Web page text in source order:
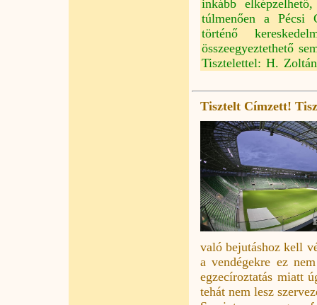
inkább
túlmenően a Pécsi
történő
összeegyeztethető
Tisztelettel: H.
Tisztelt Címzett!
való bejutáshoz kell
a vendégekre ez
egzecíroztatás miatt
tehát nem lesz